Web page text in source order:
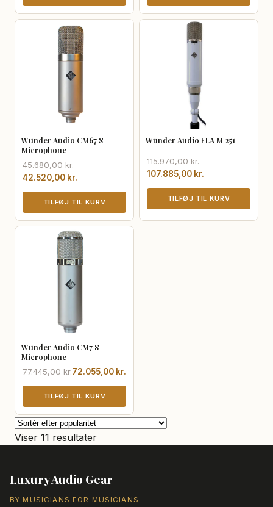
44.720,00 kr..
41.625,00 kr..
42.795,00 kr..
39.835,00 kr..
Wunder Audio CM67 S
Microphone
45.680,00 kr.
Den
oprindelige
pris
45.680,00 kr..
42.520,00 kr.
Den
aktuelle
pris
42.520,00 kr..
TILFØJ TIL KURV
Wunder Audio ELA M 251
115.970,00 kr.
Den
oprindelige
pris
115.970,00 kr..
107.885,00 kr.
Den
aktuelle
pris
107.885,00 kr..
TILFØJ TIL KURV
Wunder Audio CM7 S
Microphone
77.445,00 kr.
Den
oprindelige
var:
77.445,00 kr..
72.055,00 kr.
Den
aktuelle
er:
72.055,00 kr..
TILFØJ TIL KURV
Viser 11 resultaterSorteret
Luxury Audio Gear
BY MUSICIANS FOR MUSICIANS